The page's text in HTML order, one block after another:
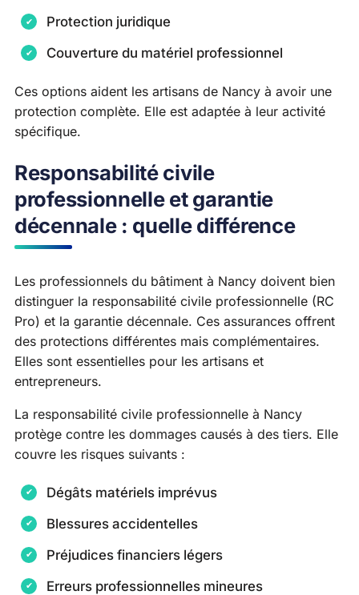
Protection juridique
Couverture du matériel professionnel
Ces options aident les artisans de Nancy à avoir une
protection complète. Elle est adaptée à leur activité
spécifique.
Responsabilité civile
professionnelle et garantie
décennale : quelle différence
Les professionnels du bâtiment à Nancy doivent bien
distinguer la responsabilité civile professionnelle (RC
Pro) et la garantie décennale. Ces assurances offrent
des protections différentes mais complémentaires.
Elles sont essentielles pour les artisans et
entrepreneurs.
La responsabilité civile professionnelle à Nancy
protège contre les dommages causés à des tiers. Elle
couvre les risques suivants :
Dégâts matériels imprévus
Blessures accidentelles
Préjudices financiers légers
Erreurs professionnelles mineures